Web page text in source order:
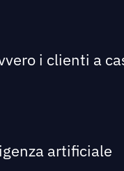
i clienti a
artificiale